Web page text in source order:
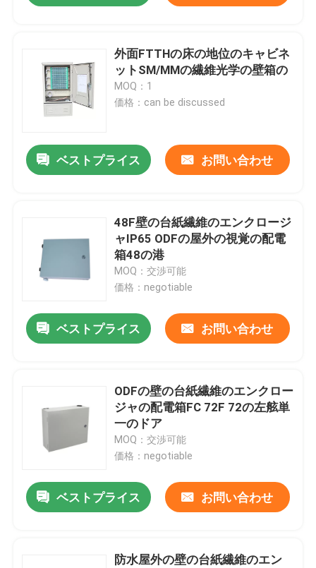
外面FTTHの床の地位のキャビネ
ットSM/MMの繊維光学の壁箱の
MOQ：1
価格：can be discussed
ベストプライス お問い合わせ
48F壁の台紙繊維のエンクロージ
ャIP65 ODFの屋外の視覚の配電
箱48の港
MOQ：交渉可能
価格：negotiable
ベストプライス お問い合わせ
ODFの壁の台紙繊維のエンクロー
ジャの配電箱FC 72F 72の左舷単
一のドア
MOQ：交渉可能
価格：negotiable
ベストプライス お問い合わせ
防水屋外の壁の台紙繊維のエン